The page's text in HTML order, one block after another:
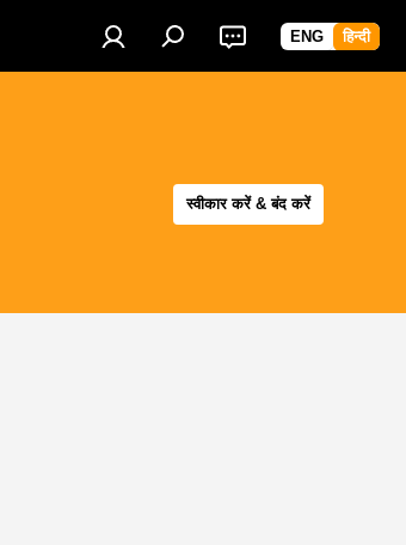
ENG हिन्दी
स्वीकार करें & बंद करें